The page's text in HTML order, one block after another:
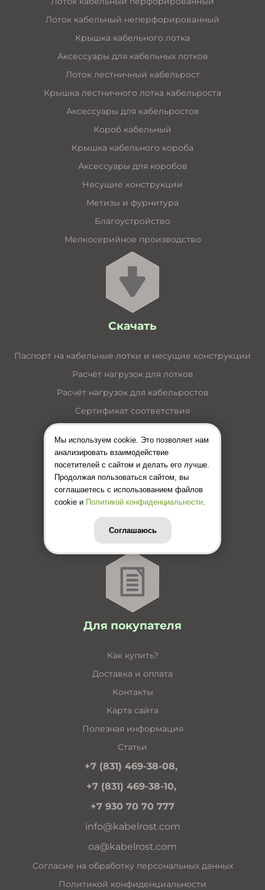
Лоток кабельный неперфорированный
Крышка кабельного лотка
Аксессуары для кабельных лотков
Лоток лестничный кабельрост
Крышка лестничного лотка кабельроста
Аксессуары для кабельростов
Короб кабельный
Крышка кабельного короба
Аксессуары для коробов
Несущие конструкции
Метизы и фурнитура
Благоустройство
Мелкосерийное производство
Скачать
Паспорт на кабельные лотки и несущие конструкции
Расчёт нагрузок для лотков
Расчёт нагрузок для кабельростов
Сертификат соответствия
Каталог кабельные лотки
Каталог лестничные лотки
Каталог кабельные короба
Каталог несущие конструкции
Инструкция по монтажу лотков
Цены (Прайс-лист)
Для покупателя
Как купить?
Доставка и оплата
Контакты
Карта сайта
Полезная информация
Статьи
+7 (831) 469-38-08,
+7 (831) 469-38-10,
+7 930 70 70 777
info@kabelrost.com
oa@kabelrost.com
Согласие на обработку персональных данных
Политикой конфиденциальности
Мы используем cookie. Это позволяет нам
анализировать взаимодействие
посетителей с сайтом и делать его лучше.
Продолжая пользоваться сайтом, вы
соглашаетесь с использованием файлов
cookie и Политикой конфиденциальности
Соглашаюсь